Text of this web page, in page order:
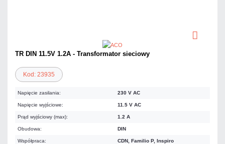
TR DIN 11.5V 1.2A - Transformator sieciowy
Kod: 23935
Napięcie zasilania: 230 V AC
Napięcie wyjściowe: 11.5 V AC
Prąd wyjściowy (max): 1.2 A
Obudowa: DIN
Współpraca: CDN, Familio P, Inspiro